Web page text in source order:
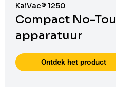
KaiVac® 1250
Compact No-
apparatuur
Ontdek het product